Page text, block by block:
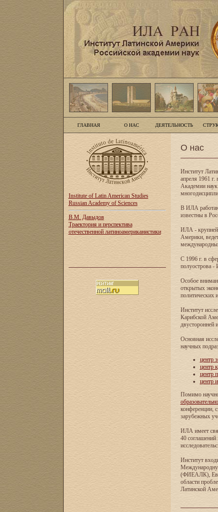
ГЛАВНАЯ О НАС ДЕЯТЕЛЬНОСТЬ
Institute of Latin American Studies
Russian Academy of Sciences
В.М. Давыдов
Траектория и перспектива
отечественной латиноамериканистики
О нас
Институт
апреля 1961
Академии
В ИЛА
известны в
ИЛА -
Америки,
С 1996 г. в
полуострова -
Особое
открытых
политических
Институт
Карибской
двусторонней
Основная
научных
центр
центр
центр
центр
Помимо
конференции,
зарубежных
ИЛА имеет
40 соглашений
Институт
(ФИЕАЛК),
области
Латинской